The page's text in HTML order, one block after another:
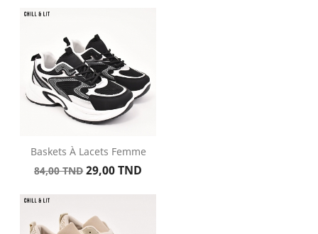
base
Baskets À Lacets Femme
Prix
base
84,00 TND Prix
29,00 TND